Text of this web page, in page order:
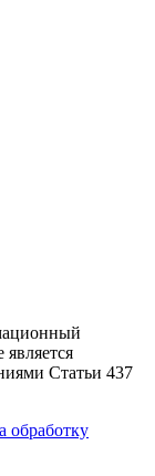
является
Статьи 437
обработку